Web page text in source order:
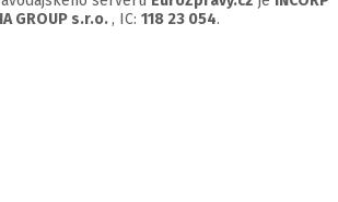
GROUP s.r.o., IC: 118 23 054.